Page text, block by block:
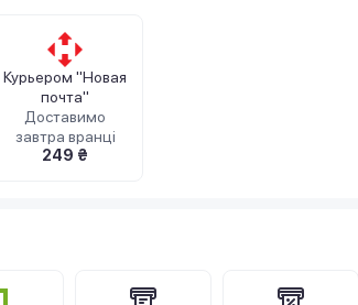
Курьером "Новая
почта"
Доставимо
завтра вранці
249 ₴